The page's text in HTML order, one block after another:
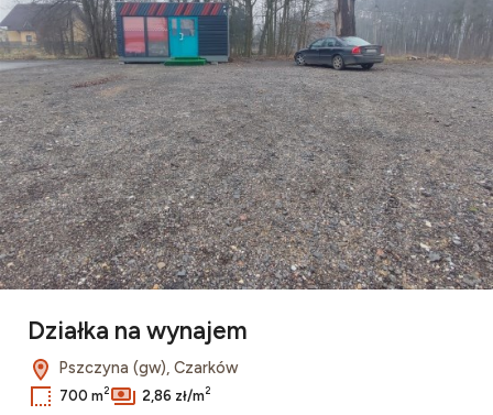
Działka na wynajem
Pszczyna (gw), Czarków
700 m2 2,86 zł/m2